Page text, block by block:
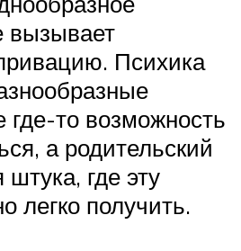
вызывает
Психика
то возможность
а родительский
штука, где эту
легко получить.